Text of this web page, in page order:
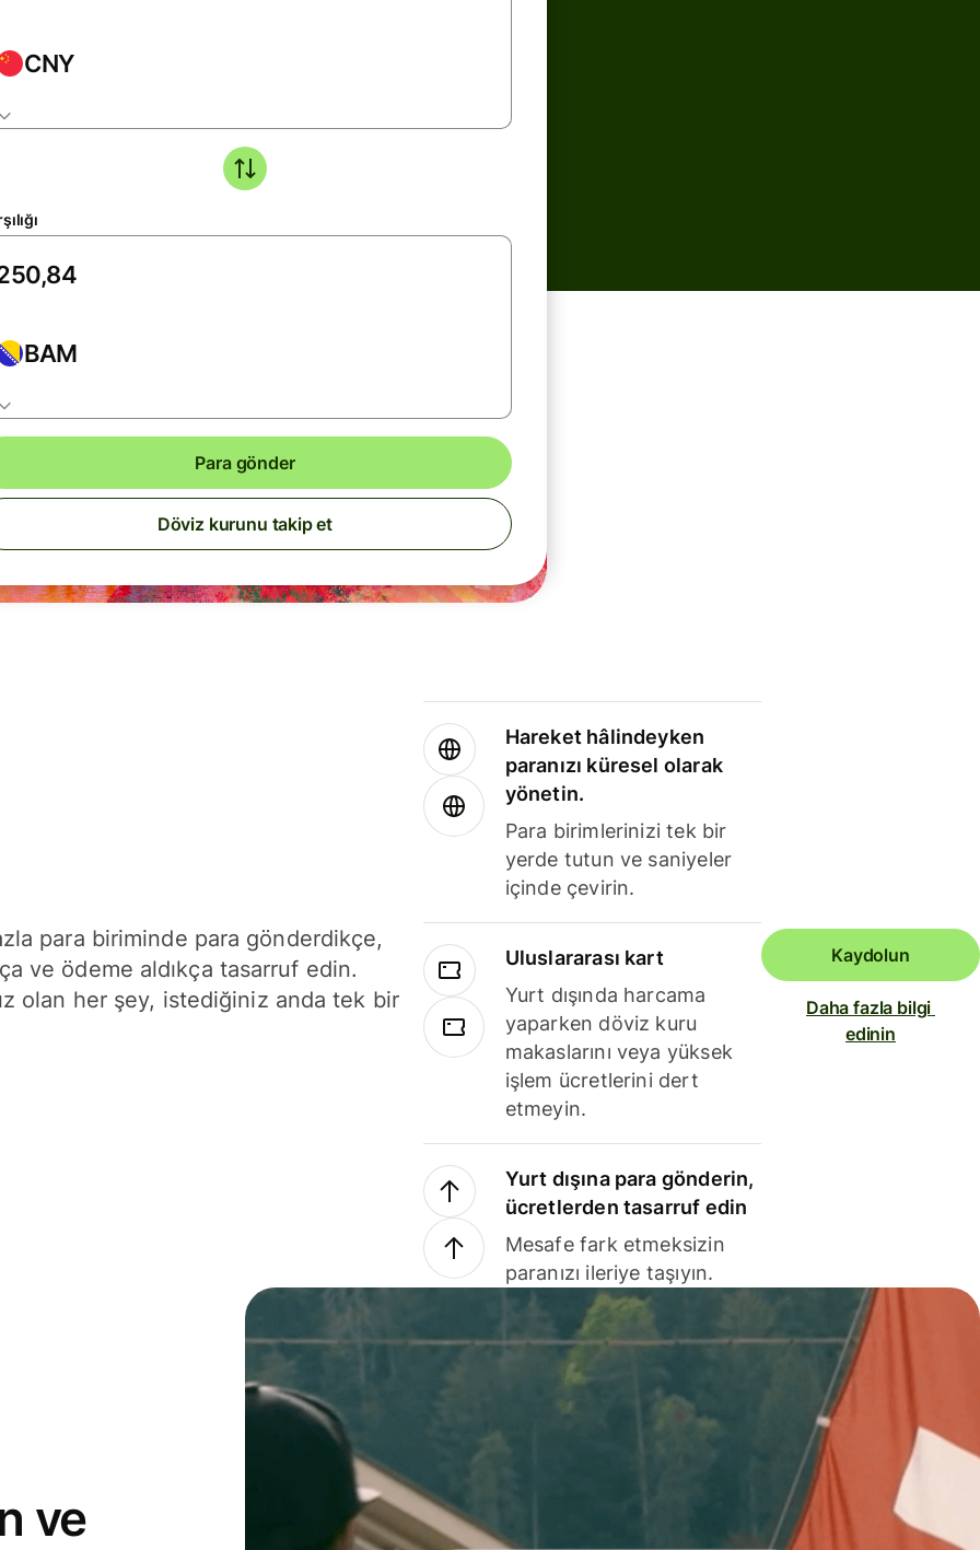
CNY
BAM
Para gönder
Döviz kurunu takip et
para biriminde para gönderdikçe,
ve ödeme aldıkça tasarruf edin.
olan her şey, istediğiniz anda tek bir
Hareket hâlindeyken
paranızı küresel olarak
yönetin.
Para birimlerinizi tek bir
yerde tutun ve saniyeler
içinde çevirin.
Uluslararası kart
Yurt dışında harcama
yaparken döviz kuru
makaslarını veya yüksek
işlem ücretlerini dert
etmeyin.
Yurt dışına para gönderin,
ücretlerden tasarruf edin
Mesafe fark etmeksizin
paranızı ileriye taşıyın.
Kaydolun
Daha fazla bilgi
edinin
ve